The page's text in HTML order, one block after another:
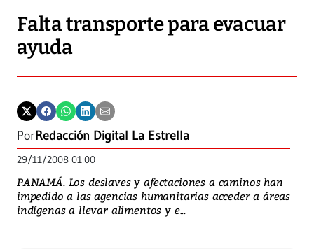
Falta transporte para evacuar
ayuda
PorRedacción Digital La Estrella
29/11/2008 01:00
PANAMÁ. Los deslaves y afectaciones a caminos han
impedido a las agencias humanitarias acceder a áreas
indígenas a llevar alimentos y e...